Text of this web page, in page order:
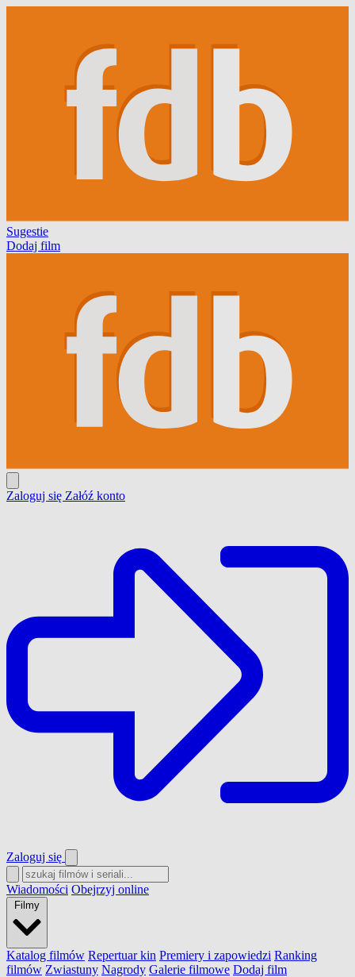
Sugestie
Dodaj film
Zaloguj się Załóź konto
Zaloguj się
Wiadomości Obejrzyj online
Filmy
Katalog filmów Repertuar kin Premiery i zapowiedzi Ranking
filmów Zwiastuny Nagrody Galerie filmowe Dodaj film